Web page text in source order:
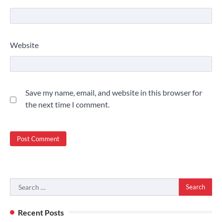
Website
Save my name, email, and website in this browser for
the next time I comment.
Search
for:
Recent Posts